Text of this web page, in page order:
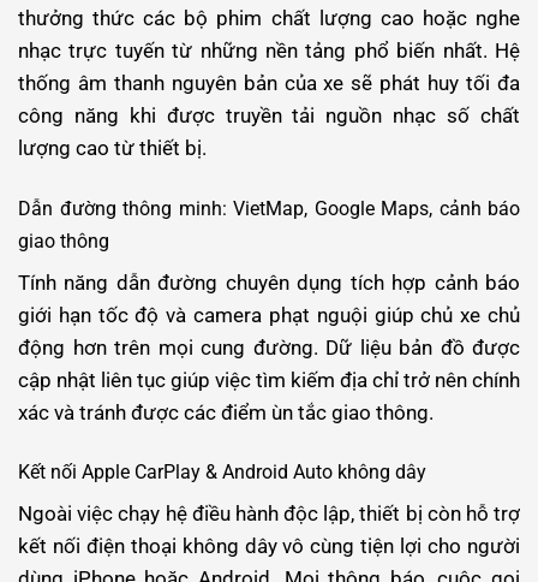
thưởng thức các bộ phim chất lượng cao hoặc nghe
nhạc trực tuyến từ những nền tảng phổ biến nhất. Hệ
thống âm thanh nguyên bản của xe sẽ phát huy tối đa
công năng khi được truyền tải nguồn nhạc số chất
lượng cao từ thiết bị.
Dẫn đường thông minh: VietMap, Google Maps, cảnh báo
giao thông
Tính năng dẫn đường chuyên dụng tích hợp cảnh báo
giới hạn tốc độ và camera phạt nguội giúp chủ xe chủ
động hơn trên mọi cung đường. Dữ liệu bản đồ được
cập nhật liên tục giúp việc tìm kiếm địa chỉ trở nên chính
xác và tránh được các điểm ùn tắc giao thông.
Kết nối Apple CarPlay & Android Auto không dây
Ngoài việc chạy hệ điều hành độc lập, thiết bị còn hỗ trợ
kết nối điện thoại không dây vô cùng tiện lợi cho người